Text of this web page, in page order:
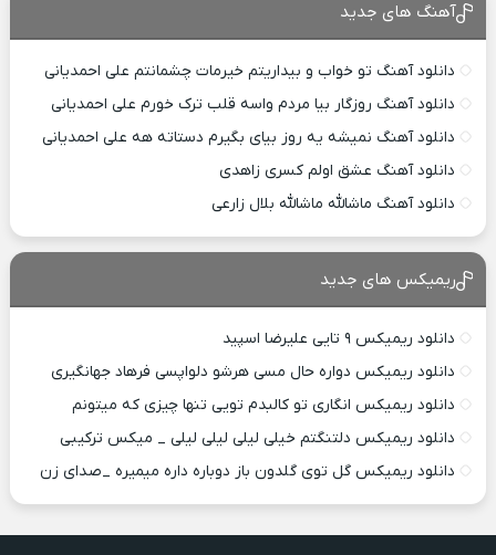
آهنگ های جدید
دانلود آهنگ تو خواب و بیداریتم خیرمات چشمانتم علی احمدیانی
دانلود آهنگ روزگار بیا مردم واسه قلب ترک خورم علی احمدیانی
دانلود آهنگ نمیشه یه روز بیای بگیرم دستاته هه علی احمدیانی
دانلود آهنگ عشق اولم کسری زاهدی
دانلود آهنگ ماشالله ماشالله بلال زارعی
ریمیکس های جدید
دانلود ریمیکس ۹ تایی علیرضا اسپید
دانلود ریمیکس دواره حال مسی هرشو دلواپسی فرهاد جهانگیری
دانلود ریمیکس انگاری تو کالبدم تویی تنها چیزی که میتونم
دانلود ریمیکس دلتنگتم خیلی لیلی لیلی لیلی _ میکس ترکیبی
دانلود ریمیکس گل توی گلدون باز دوباره داره میمیره _صدای زن